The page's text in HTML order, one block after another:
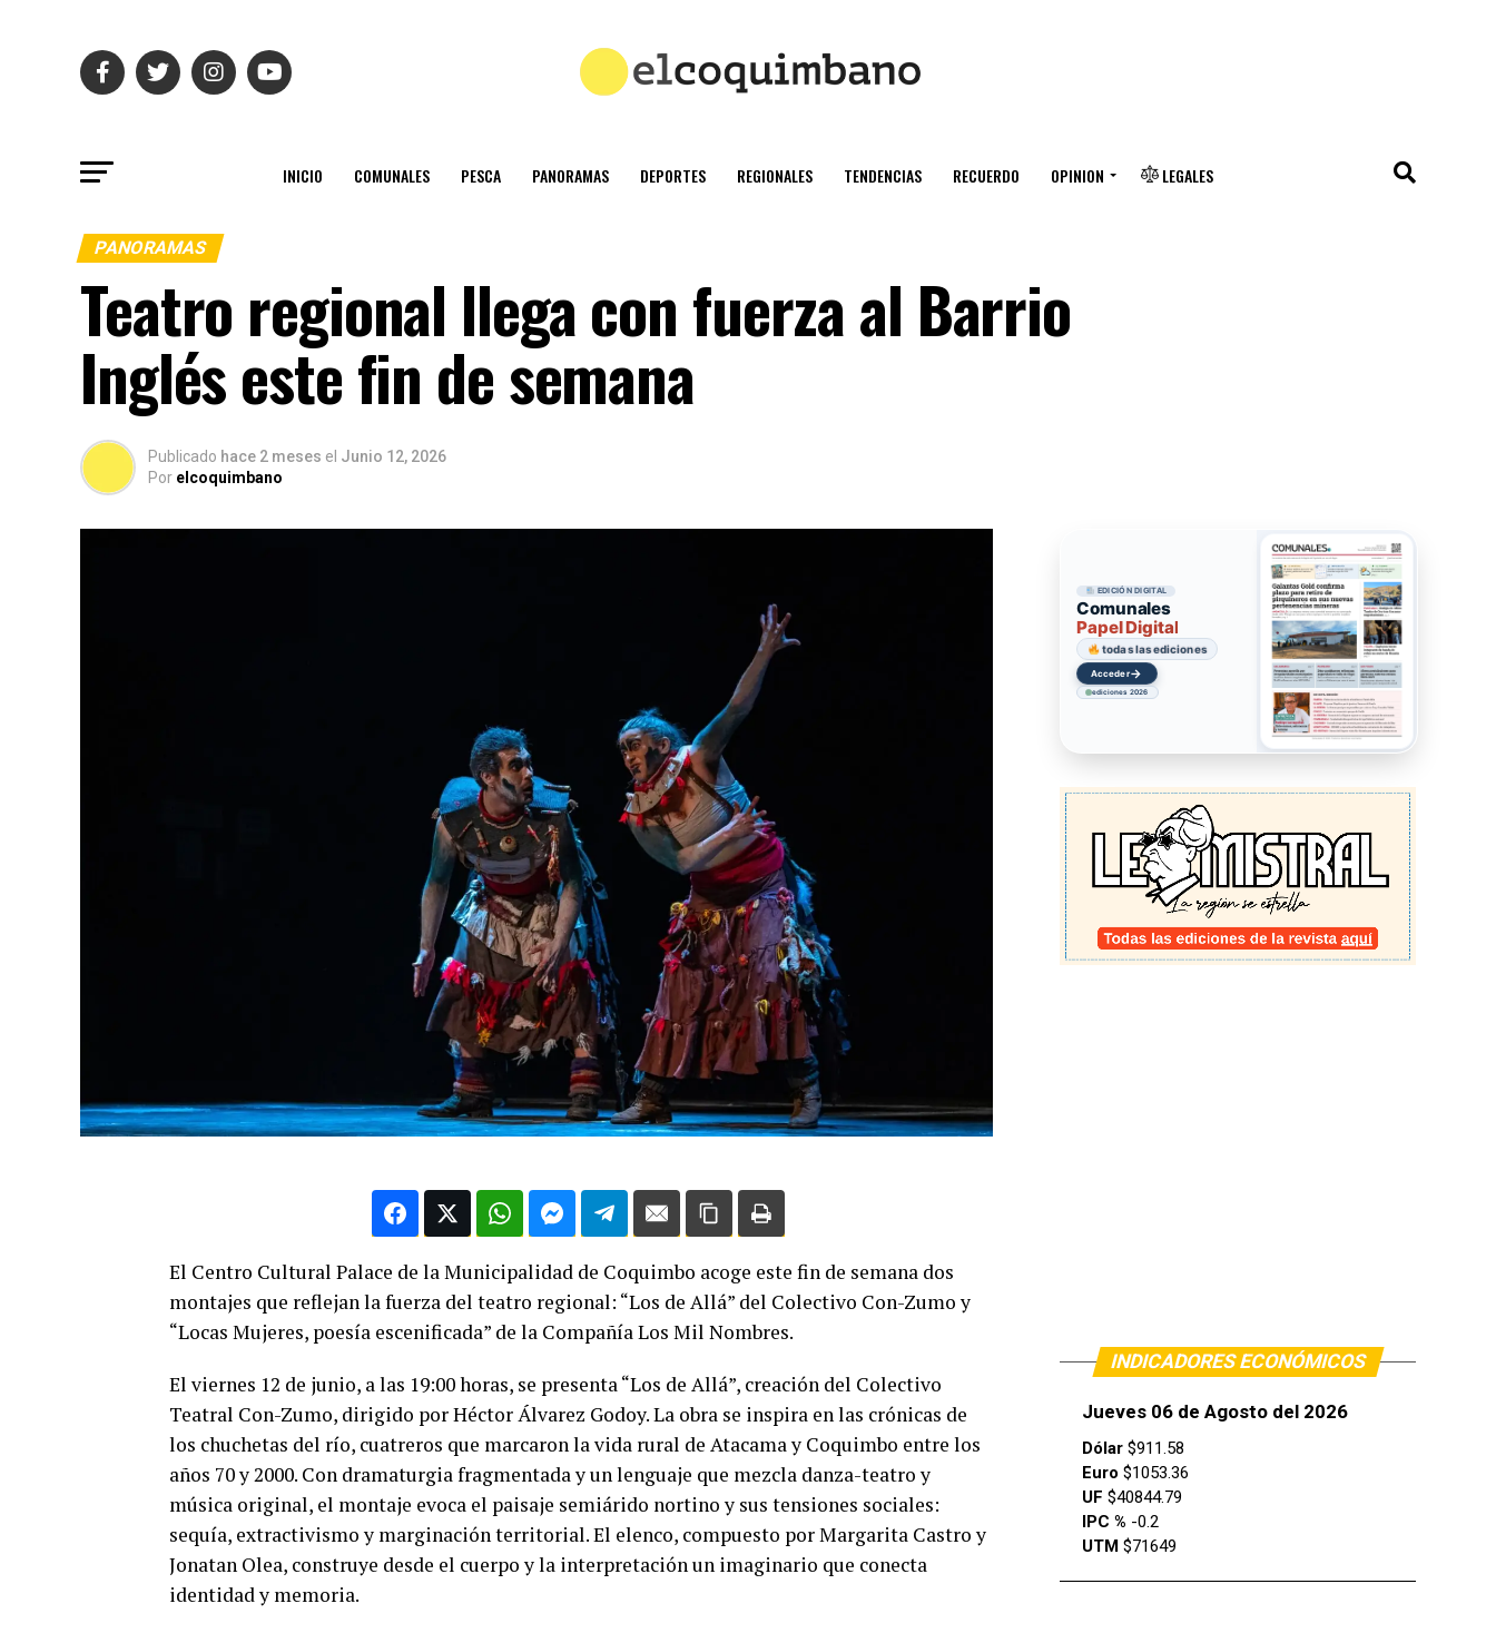
INICIO COMUNALES PESCA PANORAMAS DEPORTES REGIONALES TENDENCIAS RECUERDO OPINION LEGALES
PANORAMAS
Teatro regional llega con fuerza al Barrio
Inglés este fin de semana
Publicado hace 2 meses el Junio 12, 2026
Por elcoquimbano
El Centro Cultural Palace de la Municipalidad de Coquimbo acoge este fin de semana dos
montajes que reflejan la fuerza del teatro regional: “Los de Allá” del Colectivo Con-Zumo y
“Locas Mujeres, poesía escenificada” de la Compañía Los Mil Nombres.
El viernes 12 de junio, a las 19:00 horas, se presenta “Los de Allá”, creación del Colectivo
Teatral Con-Zumo, dirigido por Héctor Álvarez Godoy. La obra se inspira en las crónicas de
los chuchetas del río, cuatreros que marcaron la vida rural de Atacama y Coquimbo entre los
años 70 y 2000. Con dramaturgia fragmentada y un lenguaje que mezcla danza-teatro y
música original, el montaje evoca el paisaje semiárido nortino y sus tensiones sociales:
sequía, extractivismo y marginación territorial. El elenco, compuesto por Margarita Castro y
Jonatan Olea, construye desde el cuerpo y la interpretación un imaginario que conecta
identidad y memoria.
EDICIÓN DIGITAL
Comunales
Papel Digital
todas las ediciones
Acceder→
ediciones 2026
INDICADORES ECONÓMICOS
Jueves 06 de Agosto del 2026
Dólar $911.58
Euro $1053.36
UF $40844.79
IPC % -0.2
UTM $71649